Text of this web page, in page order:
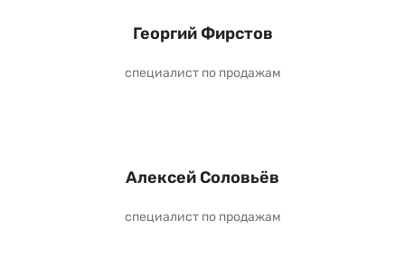
Георгий Фирстов
специалист по продажам
Алексей Соловьёв
специалист по продажам